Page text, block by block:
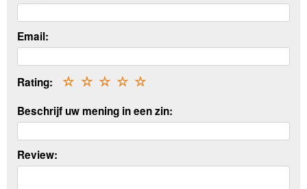
Email:
Rating: ☆
☆
☆
☆
☆
Beschrijf uw mening in een zin:
Review: